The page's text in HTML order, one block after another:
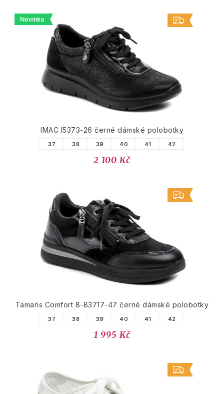
Novinka
IMAC I5373-26 černé dámské polobotky
37 38 39 40 41 42
2 100 Kč
Tamaris Comfort 8-83717-47 černé dámské polobotky
37 38 39 40 41 42
1 995 Kč